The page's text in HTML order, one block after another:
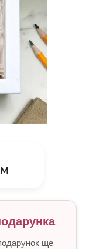
ще